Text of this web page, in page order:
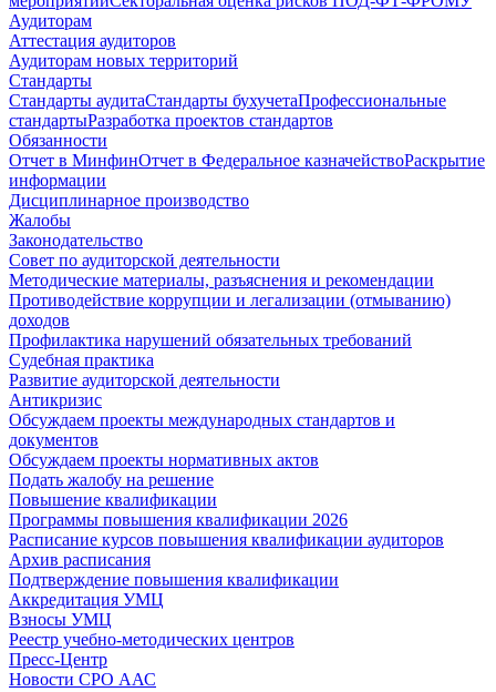
Аудиторам
Аттестация аудиторов
Аудиторам новых территорий
Стандарты
Стандарты аудитаСтандарты бухучетаПрофессиональные
стандартыРазработка проектов стандартов
Обязанности
Отчет в МинфинОтчет в Федеральное казначействоРаскрытие
информации
Дисциплинарное производство
Жалобы
Законодательство
Совет по аудиторской деятельности
Методические материалы, разъяснения и рекомендации
Противодействие коррупции и легализации (отмыванию)
доходов
Профилактика нарушений обязательных требований
Судебная практика
Развитие аудиторской деятельности
Антикризис
Обсуждаем проекты международных стандартов и
документов
Обсуждаем проекты нормативных актов
Подать жалобу на решение
Повышение квалификации
Программы повышения квалификации 2026
Расписание курсов повышения квалификации аудиторов
Архив расписания
Подтверждение повышения квалификации
Аккредитация УМЦ
Взносы УМЦ
Реестр учебно-методических центров
Пресс-Центр
Новости СРО ААС